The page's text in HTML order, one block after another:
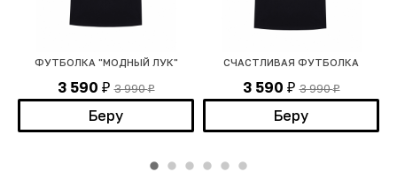
ФУТБОЛКА "МОДНЫЙ ЛУК"
3 590 ₽ 3 990₽
Беру
СЧАСТЛИВАЯ ФУТБОЛКА
3 590 ₽ 3 990₽
Беру